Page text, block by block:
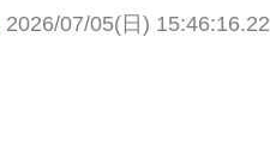
2026/07/05(日) 15:46:16.22